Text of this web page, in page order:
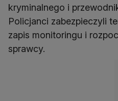
kryminalnego i
Policjanci zabezpieczyli
zapis monitoringu i
sprawcy.